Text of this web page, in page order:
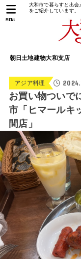
大和市で暮らすと出会
をご紹介しています。
朝日土地建物大和支店
MENU
アジア料理
お買い物ついで
市「ヒマールキ
間店」